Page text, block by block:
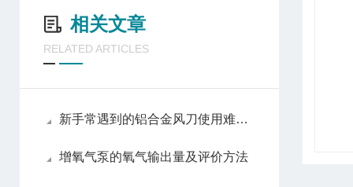
相关文章
RELATED ARTICLES
新手常遇到的铝合金风刀使用难题分析
增氧气泵的氧气输出量及评价方法